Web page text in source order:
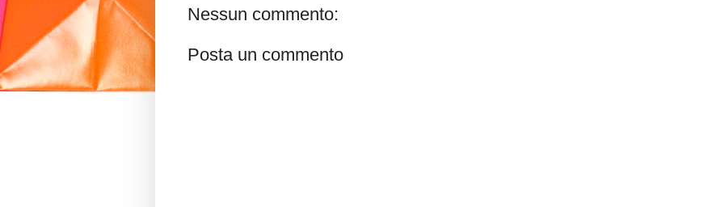
Nessun commento:
Posta un commento